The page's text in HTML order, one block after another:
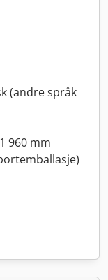
(andre språk
960 mm